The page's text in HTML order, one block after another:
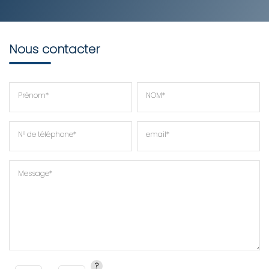
Nous contacter
Prénom* NOM*
N° de téléphone* email*
Message*